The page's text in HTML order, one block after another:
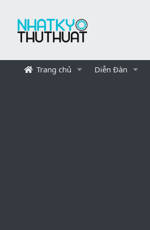
Trang chủ Diễn Đàn